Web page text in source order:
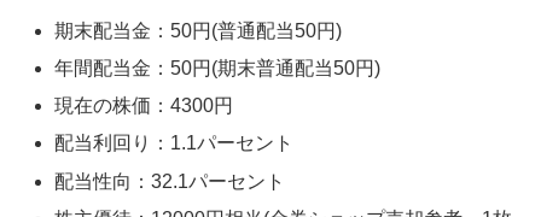
期末配当金：50円(普通配当50円)
年間配当金：50円(期末普通配当50円)
現在の株価：4300円
配当利回り：1.1パーセント
配当性向：32.1パーセント